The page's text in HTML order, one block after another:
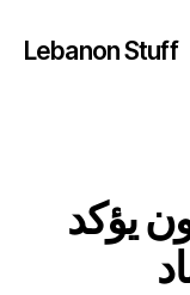
Lebanon Stuff
يؤكد